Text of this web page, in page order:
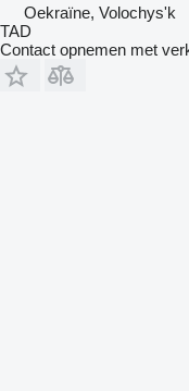
Oekraïne, Volochys'k
TAD
Contact opnemen met